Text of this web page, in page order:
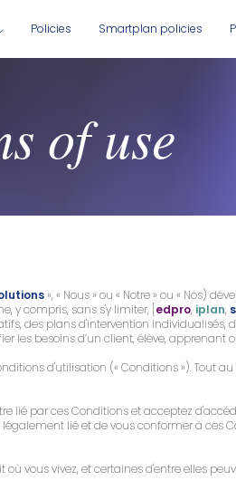
Policies Smartplan policies
of use
», « Nous » ou « Notre » ou « Nos)
y compris, sans s'y limiter, [ edpro, iplan,
des plans d'intervention
les besoins d’un client, élève, apprenant
d'utilisation (« Conditions »). Tout
lié par ces Conditions et acceptez
lié et de vous conformer à ces
vous vivez, et certaines d'entre elles